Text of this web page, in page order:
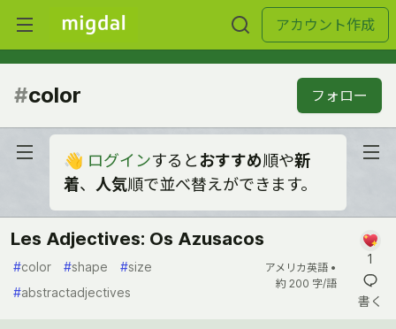
アカウント作成
#color フォロー
👋 ログインするとおすすめ順や新
着、 人気順で並べ替えができます。
Les Adjectives: Os Azusacos
#color #shape #size
#abstractadjectives
アメリカ英語 •
約 200 字/語
1
書く